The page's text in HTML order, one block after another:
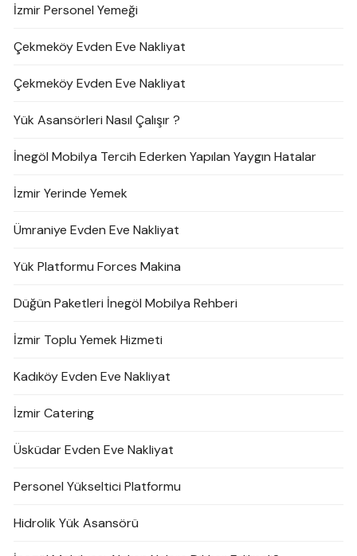
İzmir Personel Yemeği
Çekmeköy Evden Eve Nakliyat
Çekmeköy Evden Eve Nakliyat
Yük Asansörleri Nasıl Çalışır ?
İnegöl Mobilya Tercih Ederken Yapılan Yaygın Hatalar
İzmir Yerinde Yemek
Ümraniye Evden Eve Nakliyat
Yük Platformu Forces Makina
Düğün Paketleri İnegöl Mobilya Rehberi
İzmir Toplu Yemek Hizmeti
Kadıköy Evden Eve Nakliyat
İzmir Catering
Üsküdar Evden Eve Nakliyat
Personel Yükseltici Platformu
Hidrolik Yük Asansörü